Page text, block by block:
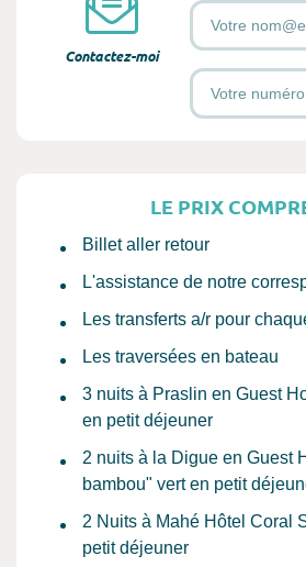
Contactez-moi
Votre Email
Votre numéro de
LE PRIX
Billet aller retour
L'assistance de notre
Les transferts a/r pour
Les traversées en bateau
3 nuits à Praslin en Guest
en petit déjeuner
2 nuits à la Digue en Guest
bambou" vert en petit
2 Nuits à Mahé Hôtel Coral
petit déjeuner